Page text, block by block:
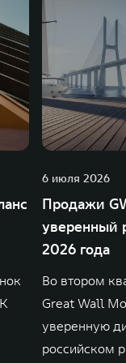
6 июля 2026
Продажи
уверенный
2026 года
Во втором
Great Wall
уверенную
российском